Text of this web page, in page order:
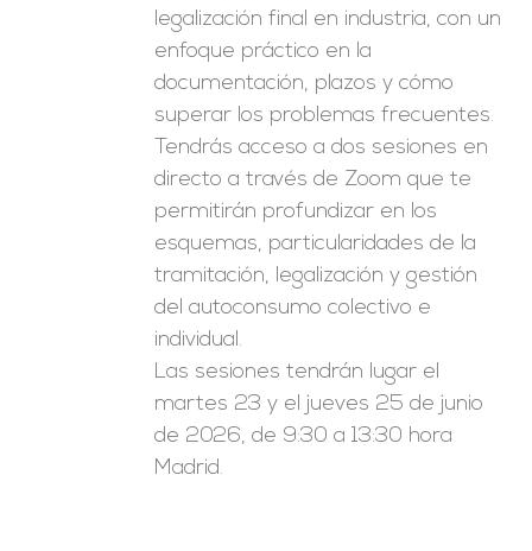
legalización final en industria, con un
enfoque práctico en la
documentación, plazos y cómo
superar los problemas frecuentes.
Tendrás acceso a dos sesiones en
directo a través de Zoom que te
permitirán profundizar en los
esquemas, particularidades de la
tramitación, legalización y gestión
del autoconsumo colectivo e
individual.
Las sesiones tendrán lugar el
martes 23 y el jueves 25 de junio
de 2026, de 9:30 a 13:30 hora
Madrid.